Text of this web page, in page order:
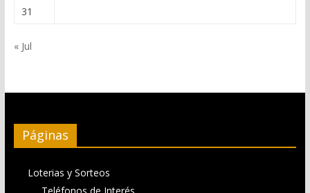
31
« Jul
Páginas
Loterias y Sorteos